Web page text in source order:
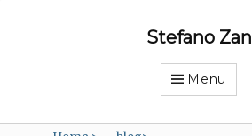
Stefano Zan
Menu